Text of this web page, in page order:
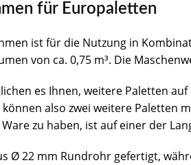
für Europaletten
ist für die Nutzung in
von ca. 0,75 m³. Die
es Ihnen, weitere Paletten
können also zwei weitere
zu haben, ist auf einer der
Ø 22 mm Rundrohr gefertigt,